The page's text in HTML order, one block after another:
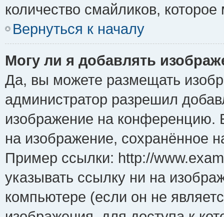
количество смайликов,
Вернуться к началу
Могу ли я добавлять
Да, вы можете размещать
администратор разрешил
изображение на конференцию.
на изображение, сохранённое
Пример ссылки: http://
указывать ссылку ни на
компьютере (если он не